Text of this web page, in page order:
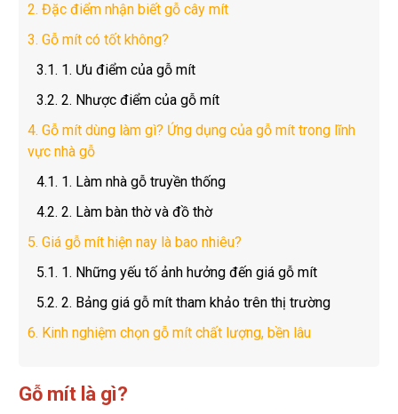
2. Đặc điểm nhận biết gỗ cây mít
3. Gỗ mít có tốt không?
3.1. 1. Ưu điểm của gỗ mít
3.2. 2. Nhược điểm của gỗ mít
4. Gỗ mít dùng làm gì? Ứng dụng của gỗ mít trong lĩnh
vực nhà gỗ
4.1. 1. Làm nhà gỗ truyền thống
4.2. 2. Làm bàn thờ và đồ thờ
5. Giá gỗ mít hiện nay là bao nhiêu?
5.1. 1. Những yếu tố ảnh hưởng đến giá gỗ mít
5.2. 2. Bảng giá gỗ mít tham khảo trên thị trường
6. Kinh nghiệm chọn gỗ mít chất lượng, bền lâu
Gỗ mít là gì?